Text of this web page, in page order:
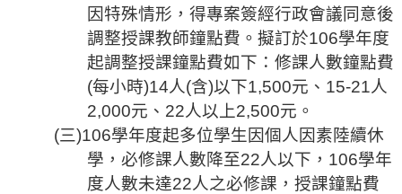
因特殊情形，得專案簽經行政會議同意後
調整授課教師鐘點費。擬訂於106學年度
起調整授課鐘點費如下：修課人數鐘點費
(每小時)14人(含)以下1,500元、 15-21人
2,000元、 22人以上2,500元。
(三)106學年度起多位學生因個人因素陸續休
學，必修課人數降至22人以下， 106學年
度人數未達22人之必修課，授課鐘點費